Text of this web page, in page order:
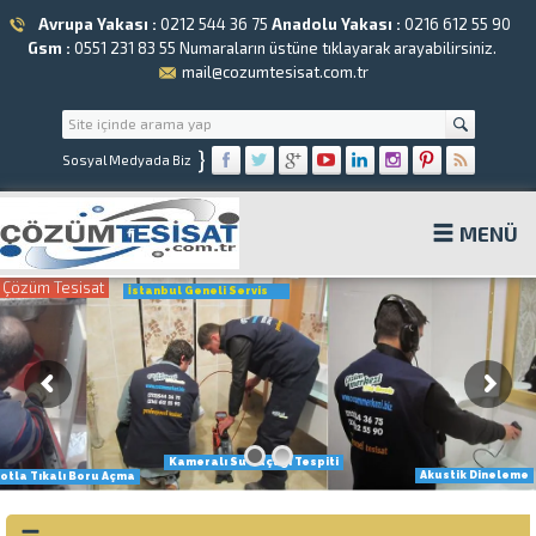
Avrupa Yakası : 0212 544 36 75 Anadolu Yakası : 0216 612 55 90
Gsm : 0551 231 83 55 Numaraların üstüne tıklayarak arayabilirsiniz.
mail@cozumtesisat.com.tr
Sosyal Medyada Biz }
MENÜ
Çözüm Tesisat
Kameralı Su Kaçağı Tespiti
Tıkalı Boru Açma
Akustik Dineleme
İstanbul Geneli Servis